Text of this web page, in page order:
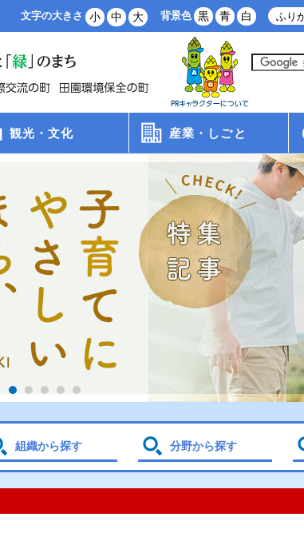
文字の大きさ 小 中 大 背景色 黒 青 白 ふり
観光・文化 産業・しごと
組織から探す 分野から探す